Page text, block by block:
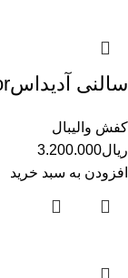
سالنی آدیداسpredator
کفش والیبال
ریال3.200.000
افزودن به سبد خرید